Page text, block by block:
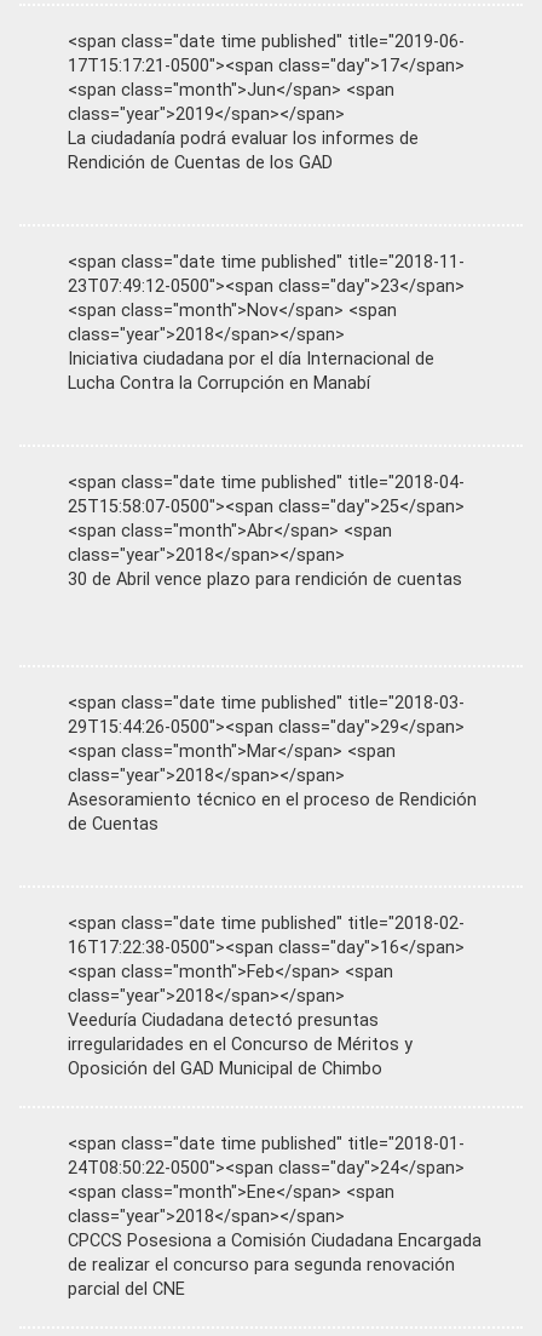
<span class="date time published" title="2019-06-
17T15:17:21-0500"><span class="day">17</span>
<span class="month">Jun</span> <span
class="year">2019</span></span>
La ciudadanía podrá evaluar los informes de
Rendición de Cuentas de los GAD
<span class="date time published" title="2018-11-
23T07:49:12-0500"><span class="day">23</span>
<span class="month">Nov</span> <span
class="year">2018</span></span>
Iniciativa ciudadana por el día Internacional de
Lucha Contra la Corrupción en Manabí
<span class="date time published" title="2018-04-
25T15:58:07-0500"><span class="day">25</span>
<span class="month">Abr</span> <span
class="year">2018</span></span>
30 de Abril vence plazo para rendición de cuentas
<span class="date time published" title="2018-03-
29T15:44:26-0500"><span class="day">29</span>
<span class="month">Mar</span> <span
class="year">2018</span></span>
Asesoramiento técnico en el proceso de Rendición
de Cuentas
<span class="date time published" title="2018-02-
16T17:22:38-0500"><span class="day">16</span>
<span class="month">Feb</span> <span
class="year">2018</span></span>
Veeduría Ciudadana detectó presuntas
irregularidades en el Concurso de Méritos y
Oposición del GAD Municipal de Chimbo
<span class="date time published" title="2018-01-
24T08:50:22-0500"><span class="day">24</span>
<span class="month">Ene</span> <span
class="year">2018</span></span>
CPCCS Posesiona a Comisión Ciudadana Encargada
de realizar el concurso para segunda renovación
parcial del CNE